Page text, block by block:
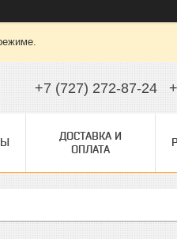
+7 (727) 272-87-24
ДОСТАВКА И
ОПЛАТА